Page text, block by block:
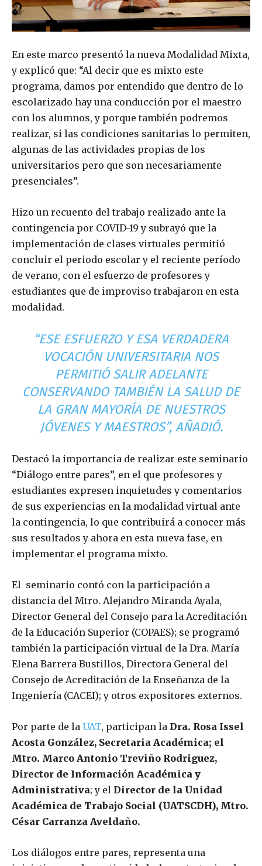
En este marco presentó la nueva Modalidad Mixta,
y explicó que: “Al decir que es mixto este
programa, damos por entendido que dentro de lo
escolarizado hay una conducción por el maestro
con los alumnos, y porque también podremos
realizar, si las condiciones sanitarias lo permiten,
algunas de las actividades propias de los
universitarios pero que son necesariamente
presenciales”.
Hizo un recuento del trabajo realizado ante la
contingencia por COVID-19 y subrayó que la
implementación de clases virtuales permitió
concluir el periodo escolar y el reciente período
de verano, con el esfuerzo de profesores y
estudiantes que de improviso trabajaron en esta
modalidad.
“ESE ESFUERZO Y ESA VERDADERA
VOCACIÓN UNIVERSITARIA NOS
PERMITIÓ SALIR ADELANTE
CONSERVANDO TAMBIÉN LA SALUD DE
LA GRAN MAYORÍA DE NUESTROS
JÓVENES Y MAESTROS”, AÑADIÓ.
Destacó la importancia de realizar este seminario
“Diálogo entre pares”, en el que profesores y
estudiantes expresen inquietudes y comentarios
de sus experiencias en la modalidad virtual ante
la contingencia, lo que contribuirá a conocer más
sus resultados y ahora en esta nueva fase, en
implementar el programa mixto.
El seminario contó con la participación a
distancia del Mtro. Alejandro Miranda Ayala,
Director General del Consejo para la Acreditación
de la Educación Superior (COPAES); se programó
también la participación virtual de la Dra. María
Elena Barrera Bustillos, Directora General del
Consejo de Acreditación de la Enseñanza de la
Ingeniería (CACEI); y otros expositores externos.
Por parte de la UAT, participan la Dra. Rosa Issel
Acosta González, Secretaria Académica; el
Mtro. Marco Antonio Treviño Rodriguez,
Director de Información Académica y
Administrativa; y el Director de la Unidad
Académica de Trabajo Social (UATSCDH), Mtro.
César Carranza Aveldaño.
Los diálogos entre pares, representa una